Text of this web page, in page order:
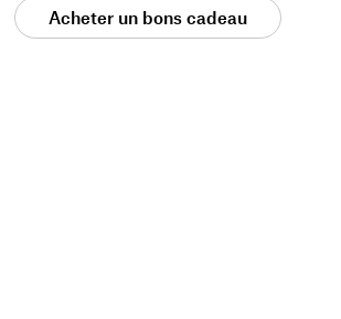
Acheter un bons cadeau